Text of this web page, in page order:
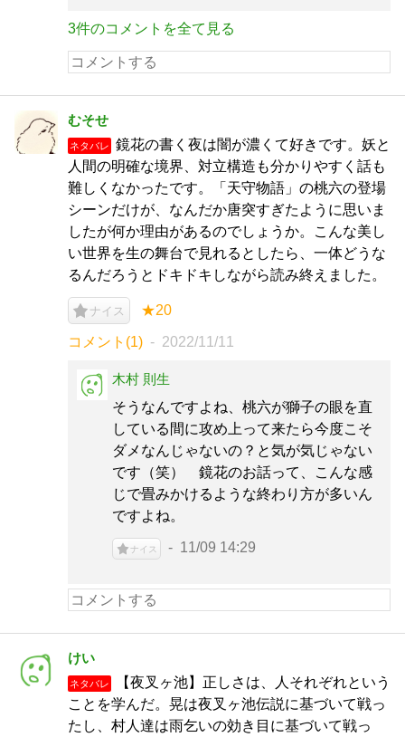
3件のコメントを全て見る
むそせ
ネタバレ
鏡花の書く夜は闇が濃くて好きです。妖と
人間の明確な境界、対立構造も分かりやすく話も
難しくなかったです。「天守物語」の桃六の登場
シーンだけが、なんだか唐突すぎたように思いま
したが何か理由があるのでしょうか。こんな美し
い世界を生の舞台で見れるとしたら、一体どうな
るんだろうとドキドキしながら読み終えました。
ナイス ★20
コメント(1) 2022/11/11
木村 則生
そうなんですよね、桃六が獅子の眼を直
している間に攻め上って来たら今度こそ
ダメなんじゃないの？と気が気じゃない
です（笑） 鏡花のお話って、こんな感
じで畳みかけるような終わり方が多いん
ですよね。
ナイス 11/09 14:29
けい
ネタバレ
【夜叉ヶ池】正しさは、人それぞれという
ことを学んだ。晃は夜叉ヶ池伝説に基づいて戦っ
たし、村人達は雨乞いの効き目に基づいて戦っ